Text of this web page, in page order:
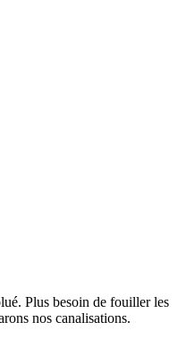
Plus besoin de fouiller les
nos canalisations.